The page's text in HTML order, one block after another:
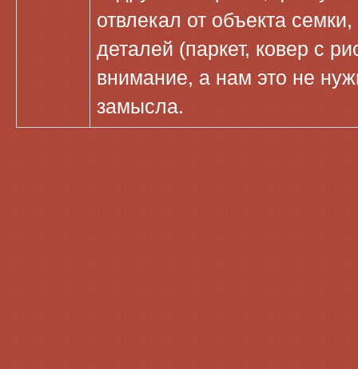
отвлекал от объекта
деталей (паркет, ковер с
внимание, а нам это не
замысла.